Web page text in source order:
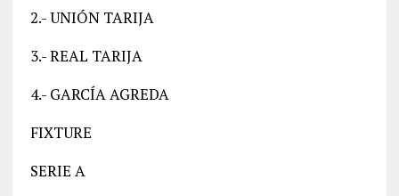
2.- UNIÓN TARIJA
3.- REAL TARIJA
4.- GARCÍA AGREDA
FIXTURE
SERIE A